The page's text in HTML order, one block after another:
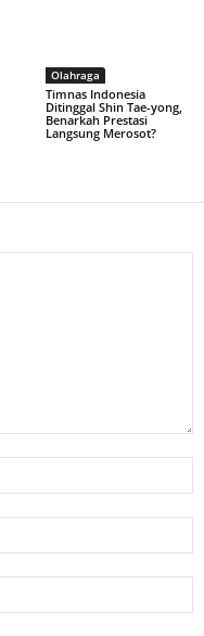
Olahraga
Timnas Indonesia
Ditinggal Shin Tae-yong,
Benarkah Prestasi
Langsung Merosot?